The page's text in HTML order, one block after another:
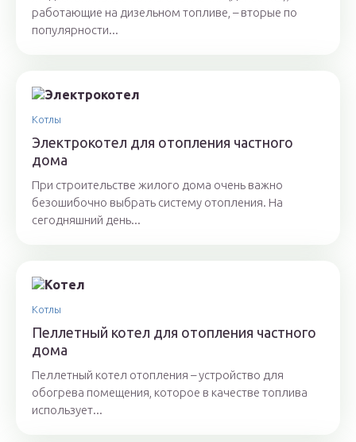
работающие на дизельном топливе, – вторые по
популярности...
Котлы
Электрокотел для отопления частного
дома
При строительстве жилого дома очень важно
безошибочно выбрать систему отопления. На
сегодняшний день...
Котлы
Пеллетный котел для отопления частного
дома
Пеллетный котел отопления – устройство для
обогрева помещения, которое в качестве топлива
использует...